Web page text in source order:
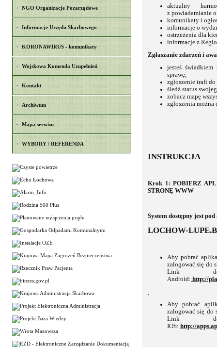
NGO Organizacje Pozarządowe
Informacje Urzędu Skarbowego
KORONAWIRUS - komunikaty
Wojskowa Komenda Uzupełnień
Kontakt
Archiwum
Mapa serwisu
WYBORY / REFERENDA
aktualny
z powiadamianie
komunikaty i
informacje o
ostrzeżenia dla
informacje z
Zgłaszanie zdarzeń i
jesteś
sprawę,
zgłoszenie trafi
śledź status
zobacz mapę
zgłoszenia
INSTRUKCJA
Krok 1: POBIERZ
STRONĘ WWW
System dostępny jest pod
LOCHOW-
Aby pobrać
zalogować się do
Link
Android: http://
Aby pobrać
zalogować się do
Link
IOS: http://